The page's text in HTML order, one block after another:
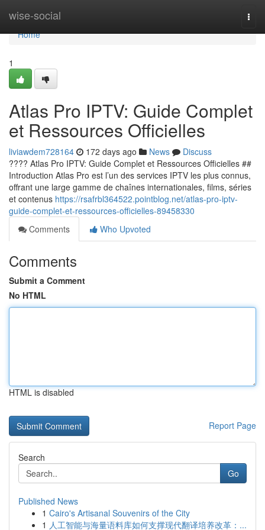
wise-social
Home
Home
1
Atlas Pro IPTV: Guide Complet
et Ressources Officielles
liviawdem728164 172 days ago News
Discuss
???? Atlas Pro IPTV: Guide Complet et Ressources Officielles ##
Introduction Atlas Pro est l’un des services IPTV les plus connus,
offrant une large gamme de chaînes internationales, films, séries
et contenus https://rsafrbl364522.pointblog.net/atlas-pro-iptv-
guide-complet-et-ressources-officielles-89458330
Comments
Who Upvoted
Comments
Submit a Comment
No HTML
HTML is disabled
Report Page
Search
Go
Published News
1 Cairo's Artisanal Souvenirs of the City
1 人工智能与海量语料库如何支撑现代翻译培养改革：...